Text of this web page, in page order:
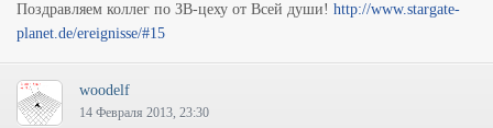
Поздравляем коллег по ЗВ-цеху от Всей души! http://www.stargate-
planet.de/ereignisse/#15
woodelf
14 Февраля 2013, 23:30